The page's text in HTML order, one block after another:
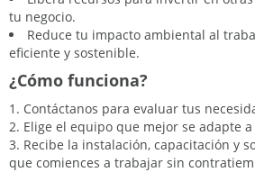
tu negocio.
Reduce tu impacto ambiental al
eficiente y sostenible.
¿Cómo funciona?
Contáctanos para evaluar tus
Elige el equipo que mejor se adapte
Recibe la instalación, capacitación y
que comiences a trabajar sin